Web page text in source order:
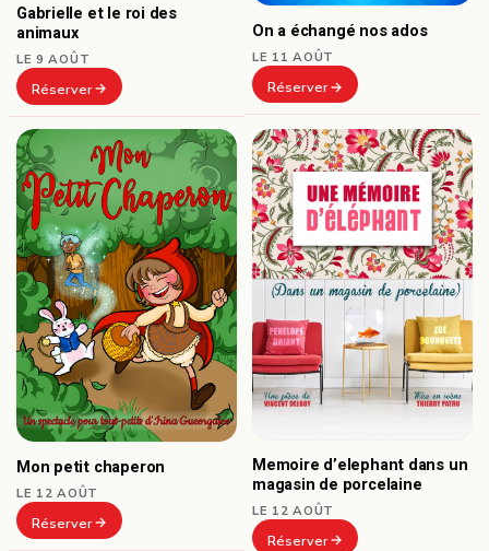
Gabrielle et le roi des
animaux
LE 9 AOÛT
Réserver
On a échangé nos ados
LE 11 AOÛT
Réserver
Mon petit chaperon
LE 12 AOÛT
Réserver
Memoire d’elephant dans un
magasin de porcelaine
LE 12 AOÛT
Réserver